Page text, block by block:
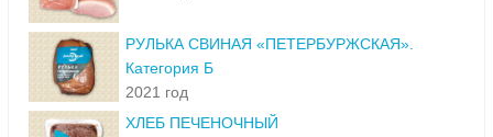
РУЛЬКА СВИНАЯ «ПЕТЕРБУРЖСКАЯ».
Категория Б
2021 год
ХЛЕБ ПЕЧЕНОЧНЫЙ